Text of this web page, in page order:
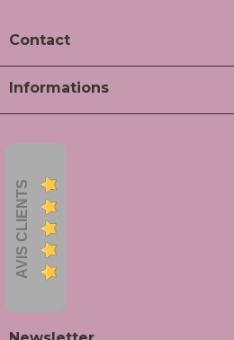
Contact
Informations
AVIS CLIENTS